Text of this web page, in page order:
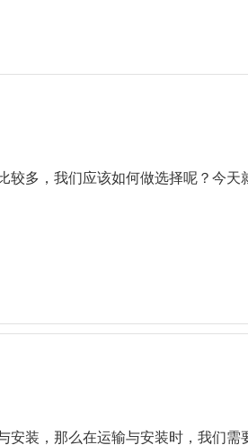
多，我们应该如何做选择呢？今天
装，那么在运输与安装时，我们需